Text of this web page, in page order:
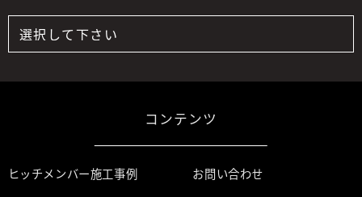
コンテンツ
ヒッチメンバー施工事例
お問い合わせ